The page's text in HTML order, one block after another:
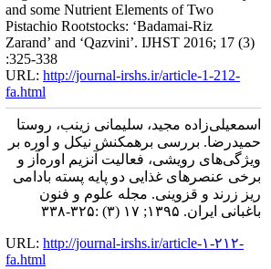
and some Nutrient Elements of Two
Pistachio Rootstocks: ʻBadamai-Riz
Zarandʼ and ʻQazviniʼ. IJHST 2016; 17 (3)
:325-338
URL: http://journal-irshs.ir/article-1-212-
fa.html
اسمعیلی‌‌زاده مجید، سلیمانی زینب، روستا
حمیدرضا. بررسی برهمکنش نیکل و اوره بر
ویژگی‌های رویشی، فعالیت آنزیم اوره‌آز و
برخی عنصرهای غذایی دو پایه پسته بادامی
ریز زرند و قزوینی. مجله علوم و فنون
باغبانی ایران. ۱۳۹۵; ۱۷ (۳) :۳۲۵-۳۳۸
URL: http://journal-irshs.ir/article-۱-۲۱۲-
fa.html